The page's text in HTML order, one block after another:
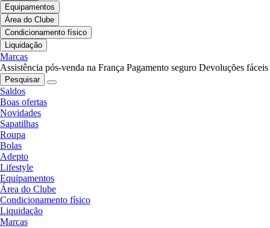
Equipamentos
Área do Clube
Condicionamento físico
Liquidação
Marcas
Assistência pós-venda na França Pagamento seguro Devoluções fáceis
Pesquisar
Saldos
Boas ofertas
Novidades
Sapatilhas
Roupa
Bolas
Adepto
Lifestyle
Equipamentos
Área do Clube
Condicionamento físico
Liquidação
Marcas